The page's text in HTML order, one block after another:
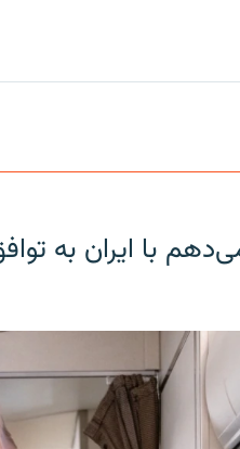
با ایران به